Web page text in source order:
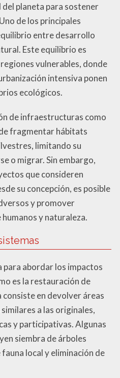
planeta para sostener
de los principales
entre desarrollo
Este equilibrio es
vulnerables, donde
intensiva ponen
ecológicos.
de infraestructuras como
fragmentar hábitats
limitando su
o migrar. Sin embargo,
que consideren
su concepción, es posible
y promover
y naturaleza.
abordar los impactos
es la restauración de
en devolver áreas
a las originales,
y participativas. Algunas
siembra de árboles
local y eliminación de